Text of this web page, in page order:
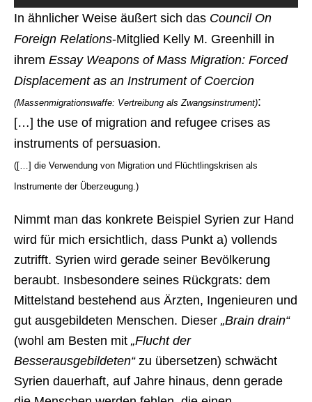
In ähnlicher Weise äußert sich das Council On
Foreign Relations-Mitglied Kelly M. Greenhill in
ihrem Essay Weapons of Mass Migration: Forced
Displacement as an Instrument of Coercion
(Massenmigrationswaffe: Vertreibung als Zwangsinstrument):
[…] the use of migration and refugee crises as
instruments of persuasion.
([…] die Verwendung von Migration und Flüchtlingskrisen als
Instrumente der Überzeugung.)
Nimmt man das konkrete Beispiel Syrien zur Hand
wird für mich ersichtlich, dass Punkt a) vollends
zutrifft. Syrien wird gerade seiner Bevölkerung
beraubt. Insbesondere seines Rückgrats: dem
Mittelstand bestehend aus Ärzten, Ingenieuren und
gut ausgebildeten Menschen. Dieser „Brain drain“
(wohl am Besten mit „Flucht der
Besserausgebildeten“zu übersetzen) schwächt
Syrien dauerhaft, auf Jahre hinaus, denn gerade